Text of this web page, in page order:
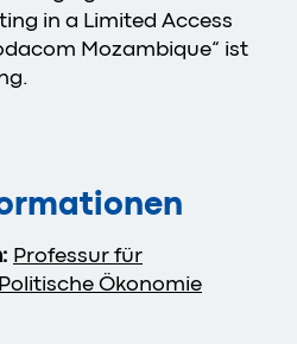
in a Limited Access
Mozambique“ ist
Professur für
Ökonomie